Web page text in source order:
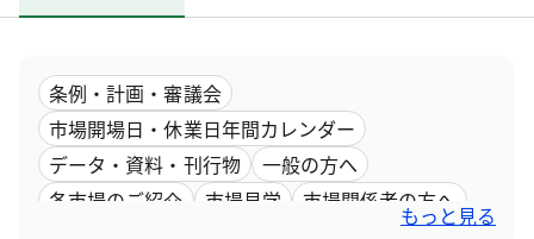
条例・計画・審議会
市場開場日・休業日年間カレンダー
データ・資料・刊行物
一般の方へ
各市場のご紹介
市場見学
市場関係者の方へ
もっと見る